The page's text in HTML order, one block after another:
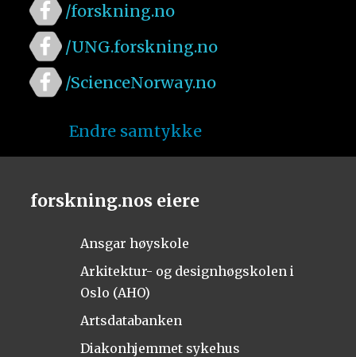
/forskning.no
/UNG.forskning.no
/ScienceNorway.no
Endre samtykke
forskning.nos eiere
Ansgar høyskole
Arkitektur- og designhøgskolen i
Oslo (AHO)
Artsdatabanken
Diakonhjemmet sykehus